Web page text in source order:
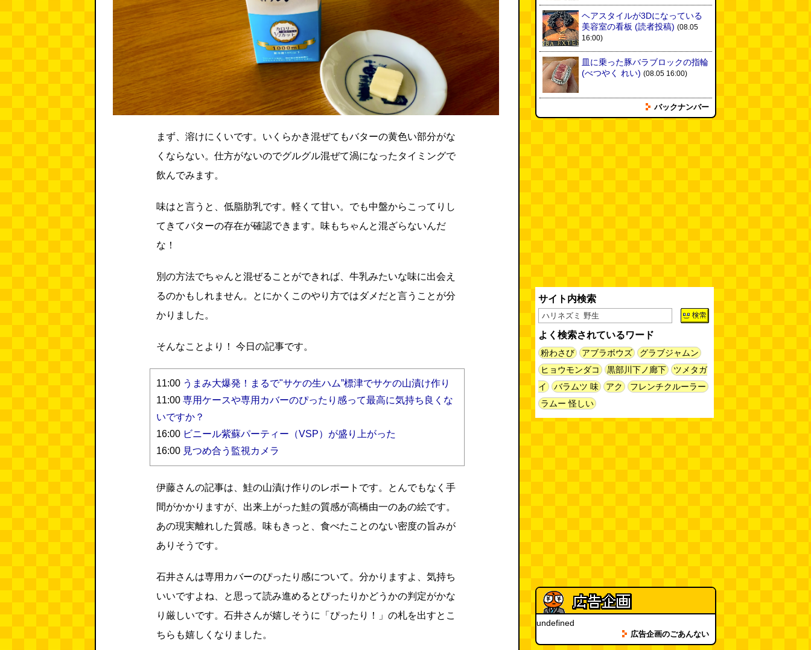
まず、溶けにくいです。いくらかき混ぜてもバターの黄色い部分がな
くならない。仕方がないのでグルグル混ぜて渦になったタイミングで
飲んでみます。
味はと言うと、低脂肪乳です。軽くて甘い。でも中盤からこってりし
てきてバターの存在が確認できます。味もちゃんと混ざらないんだ
な！
別の方法でちゃんと混ぜることができれば、牛乳みたいな味に出会え
るのかもしれません。とにかくこのやり方ではダメだと言うことが分
かりました。
そんなことより！ 今日の記事です。
11:00 うまみ大爆発！まるで"サケの生ハム”標津でサケの山漬け作り
11:00 専用ケースや専用カバーのぴったり感って最高に気持ち良くな
いですか？
16:00 ビニール紫蘇パーティー（VSP）が盛り上がった​​​​​​​​​​​​​​
16:00 見つめ合う監視カメラ
伊藤さんの記事は、鮭の山漬け作りのレポートです。とんでもなく手
間がかかりますが、出来上がった鮭の質感が高橋由一のあの絵です。
あの現実離れした質感。味もきっと、食べたことのない密度の旨みが
ありそうです。
石井さんは専用カバーのぴったり感について。分かりますよ、気持ち
いいですよね、と思って読み進めるとぴったりかどうかの判定がかな
り厳しいです。石井さんが嬉しそうに「ぴったり！」の札を出すとこ
ちらも嬉しくなりました。
ヘアスタイルが3Dになっている
美容室の看板 (読者投稿) (08.05
16:00)
皿に乗った豚バラブロックの指輪
(べつやく れい) (08.05 16:00)
フエラムネをさらに笛っぽくした
らホイッスルになりました(爲房
ちょこ煎がカインズPBで販売し
てました
世田谷区民会館行きのバスは1日
1本(べつやく れい) (08.04 16:00)
「モグラ駅」で有名な土合駅……
実は真の秘境駅はお隣の湯檜曽駅
だった
(08.04 11:00)
現役、コスモスの自販機(読者投
稿) (08.03 16:00)
取り残された木(ほり) (08.03
16:00)
バックナンバー
サイト内検索
よく検索されているワード
粉わさび アブラボウズ
グラブジャムン
ヒョウモンダコ
黒部川下ノ廊下
ツメタガ
イ
バラムツ 味 アク
フレンチクルーラー
ラムー 怪しい
undefined
広告企画のごあんない